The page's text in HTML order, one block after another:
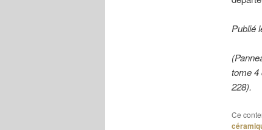
Publié
tome 4
228).
Ce